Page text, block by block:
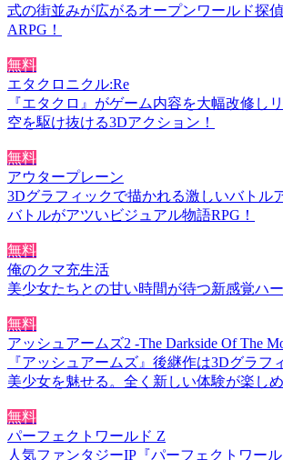
式の街並みが広がるオープンワールド探
ARPG！
無料
エタクロニクル:Re
『エタクロ』がゲーム内容を大幅改修し
空を駆け抜ける3Dアクション！
無料
アウタープレーン
3Dグラフィックで描かれる激しいバトル
バトルがアツいビジュアル物語RPG！
無料
俺のクマ充生活
美少女たちとの甘い時間が待つ新感覚ハ
無料
アッシュアームズ2 -The Darkside Of The
『アッシュアームズ』後継作は3Dグラフ
美少女を魅せる。全く新しい体験が楽し
無料
パーフェクトワールド Z
人気ファンタジーIP『パーフェクトワー